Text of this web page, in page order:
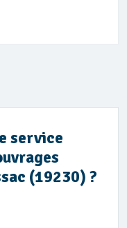
service
(19230) ?